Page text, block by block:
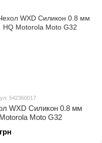
542360017
WXD Силикон 0.8 мм
Moto G32